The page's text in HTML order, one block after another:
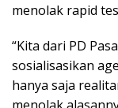
menolak rapid
“Kita dari PD
sosialisasikan
hanya saja